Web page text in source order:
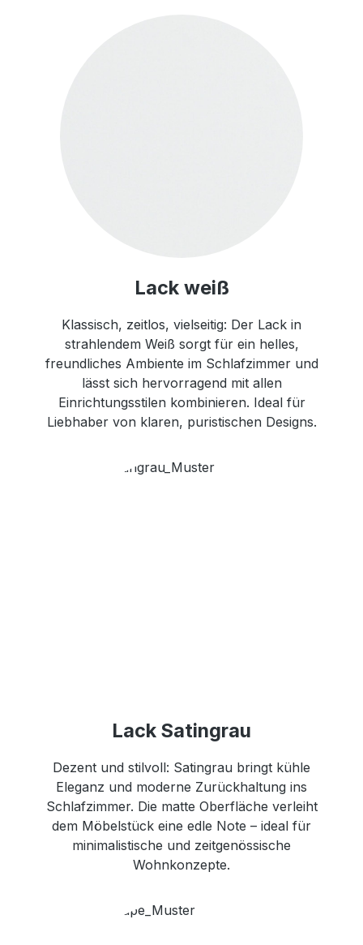
Lack weiß
Klassisch, zeitlos, vielseitig: Der Lack in
strahlendem Weiß sorgt für ein helles,
freundliches Ambiente im Schlafzimmer und
lässt sich hervorragend mit allen
Einrichtungsstilen kombinieren. Ideal für
Liebhaber von klaren, puristischen Designs.
Lack Satingrau
Dezent und stilvoll: Satingrau bringt kühle
Eleganz und moderne Zurückhaltung ins
Schlafzimmer. Die matte Oberfläche verleiht
dem Möbelstück eine edle Note – ideal für
minimalistische und zeitgenössische
Wohnkonzepte.